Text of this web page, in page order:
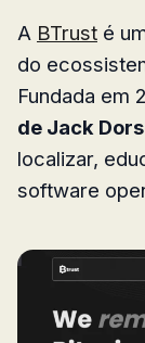
A BTrust é
do
Fundada em
de Jack
localizar,
software